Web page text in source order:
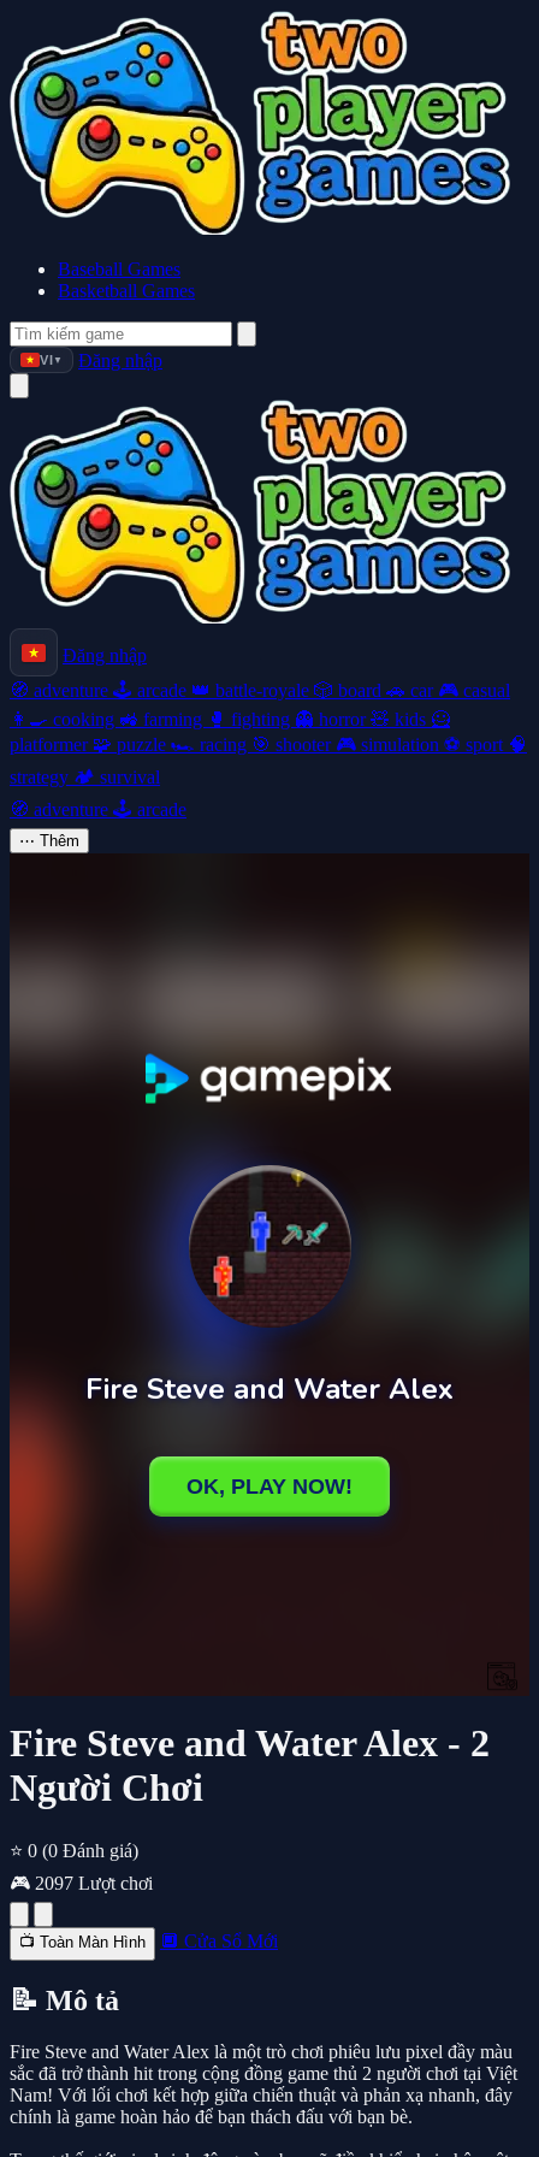
Baseball Games
Basketball Games
VI ▼ Đăng nhập
Đăng nhập
🧭 adventure 🕹️ arcade 👑 battle-royale 🎲 board 🚗 car 🎮 casual
👩‍🍳 cooking 🚜 farming 🥊 fighting 👻 horror🧸 kids 🦸
platformer 🧩 puzzle 🏎️ racing 🎯 shooter 🎮 simulation ⚽ sport 🧠
strategy 🏕️ survival
🧭 adventure 🕹️ arcade
⋯ Thêm
Fire Steve and Water Alex - 2
Người Chơi
⭐ 0 (0 Đánh giá)
🎮 2097 Lượt chơi
📺 Toàn Màn Hình 🔲 Cửa Sổ Mới
📝 Mô tả
Fire Steve and Water Alex là một trò chơi phiêu lưu pixel đầy màu
sắc đã trở thành hit trong cộng đồng game thủ 2 người chơi tại Việt
Nam! Với lối chơi kết hợp giữa chiến thuật và phản xạ nhanh, đây
chính là game hoàn hảo để bạn thách đấu với bạn bè.